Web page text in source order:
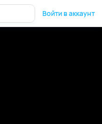
Войти в аккаунт